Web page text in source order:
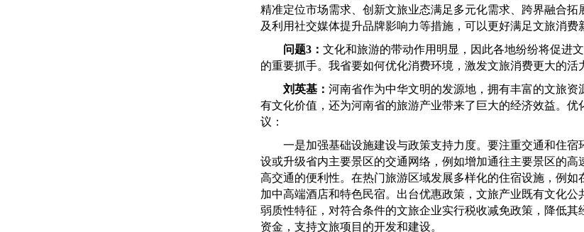
精准定位市场需求、创新文旅业态满足多元化需求、跨界融合拓
及利用社交媒体提升品牌影响力等措施，可以更好满足文旅消费
问题3： 文化和旅游的带动作用明显，因此各地纷纷将促进
的重要抓手。我省要如何优化消费环境，激发文旅消费更大的活
刘英基： 河南省作为中华文明的发源地，拥有丰富的文旅资
有文化价值，还为河南省的旅游产业带来了巨大的经济效益。优
议：
一是加强基础设施建设与政策支持力度。要注重交通和住宿
设或升级省内主要景区的交通网络，例如增加通往主要景区的高
高交通的便利性。在热门旅游区域发展多样化的住宿设施，例如
加中高端酒店和特色民宿。出台优惠政策，文旅产业既有文化公
弱质性特征，对符合条件的文旅企业实行税收减免政策，降低其
资金，支持文旅项目的开发和建设。